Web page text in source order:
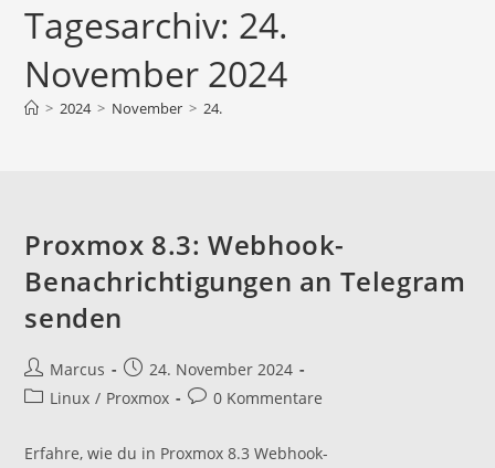
Tagesarchiv: 24.
November 2024
> 2024 > November > 24.
Proxmox 8.3: Webhook-
Benachrichtigungen an Telegram
senden
Beitrags-
Autor:
Marcus
Beitrag
veröffentlicht:
24. November 2024
Beitrags-
Linux / Proxmox
Beitrags-
0 Kommentare
Erfahre, wie du in Proxmox 8.3 Webhook-